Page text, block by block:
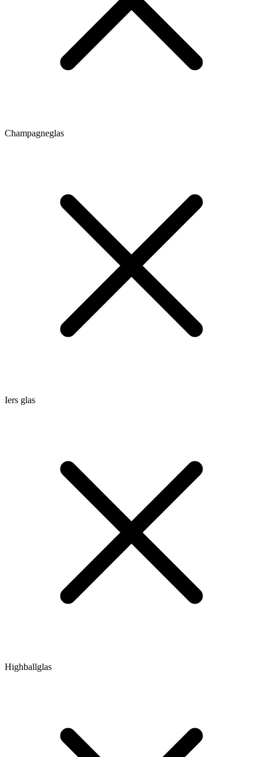
Champagneglas
Iers glas
Highballglas